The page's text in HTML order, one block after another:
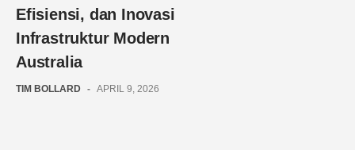
Efisiensi, dan Inovasi
Infrastruktur Modern
Australia
TIM BOLLARD - APRIL 9, 2026